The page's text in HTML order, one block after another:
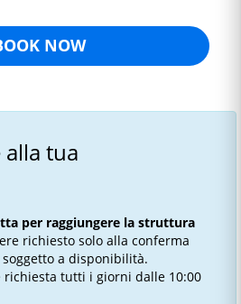
NOW
alla tua
per raggiungere la struttura
richiesto solo alla conferma
a disponibilità.
richiesta tutti i giorni dalle 10:00